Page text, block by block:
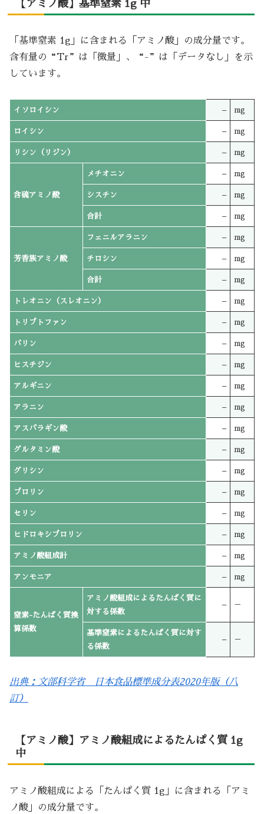
【アミノ酸】基準窒素 1g 中
「基準窒素 1g」に含まれる「アミノ酸」の成分量です。
含有量の“Tr”は「微量」、“-”は「データなし」を示
しています。
イソロイシン – mg
ロイシン – mg
リシン（リジン） – mg
含硫アミノ酸
メチオニン – mg
シスチン – mg
合計 – mg
芳香族アミノ酸
フェニルアラニン – mg
チロシン – mg
合計 – mg
トレオニン（スレオニン） – mg
トリプトファン – mg
バリン – mg
ヒスチジン – mg
アルギニン – mg
アラニン – mg
アスパラギン酸 – mg
グルタミン酸 – mg
グリシン – mg
プロリン – mg
セリン – mg
ヒドロキシプロリン – mg
アミノ酸組成計 – mg
アンモニア – mg
窒素-たんぱく質換
算係数
アミノ酸組成によるたんぱく質に
対する係数
– －
基準窒素によるたんぱく質に対す
る係数
– －
出典：文部科学省 日本食品標準成分表2020年版（八
訂）
【アミノ酸】アミノ酸組成によるたんぱく質 1g
中
アミノ酸組成による「たんぱく質 1g」に含まれる「アミ
ノ酸」の成分量です。